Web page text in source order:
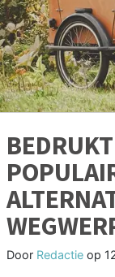
Door Redactie op